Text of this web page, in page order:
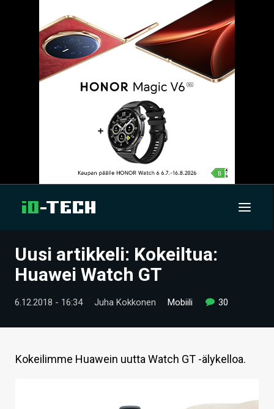
UUTISET
Uusi artikkeli: Kokeiltua:
Huawei Watch GT
6.12.2018 - 16:34 Juha Kokkonen Mobiili 30
Kokeilimme Huawein uutta Watch GT -älykelloa.